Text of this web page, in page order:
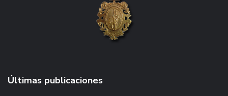
Últimas publicaciones